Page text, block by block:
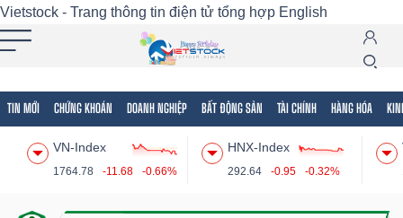
Vietstock - Trang thông tin điện tử tổng hợp English
TIN MỚI CHỨNG KHOÁN DOANH NGHIỆP BẤT ĐỘNG SẢN TÀI CHÍNH HÀNG HÓA
VN-Index
1764.78 -11.68 -0.66%
HNX-Index
292.64 -0.95 -0.32%
Tất cả Tính năng Ngành Mã chứng khoán
Tính
(-)